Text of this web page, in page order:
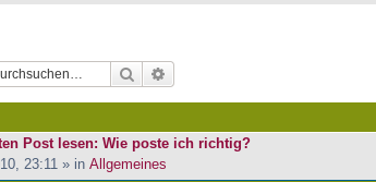
Suche
Post lesen: Wie poste ich richtig?
23:11 » in Allgemeines